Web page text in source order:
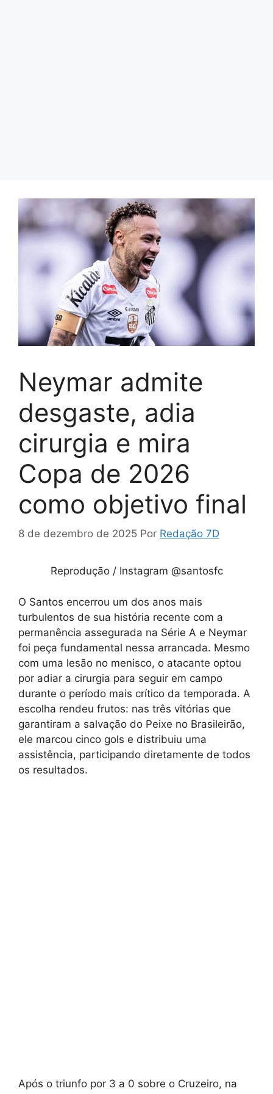
Neymar admite
desgaste, adia
cirurgia e mira
Copa de 2026
como objetivo final
8 de dezembro de 2025 Por Redação 7D
Reprodução / Instagram @santosfc
O Santos encerrou um dos anos mais
turbulentos de sua história recente com a
permanência assegurada na Série A e Neymar
foi peça fundamental nessa arrancada. Mesmo
com uma lesão no menisco, o atacante optou
por adiar a cirurgia para seguir em campo
durante o período mais crítico da temporada. A
escolha rendeu frutos: nas três vitórias que
garantiram a salvação do Peixe no Brasileirão,
ele marcou cinco gols e distribuiu uma
assistência, participando diretamente de todos
os resultados.
Após o triunfo por 3 a 0 sobre o Cruzeiro, na